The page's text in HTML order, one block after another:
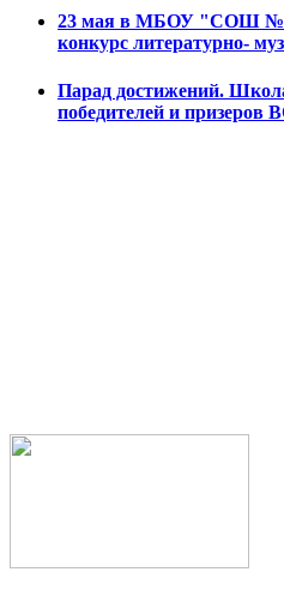
23 мая в МБОУ "СОШ
конкурс литературно-
Парад достижений.
победителей и